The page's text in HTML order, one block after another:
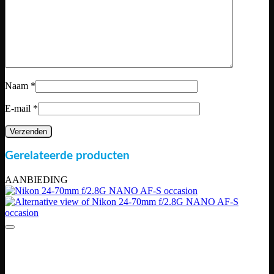
Naam *
E-mail *
Gerelateerde producten
AANBIEDING